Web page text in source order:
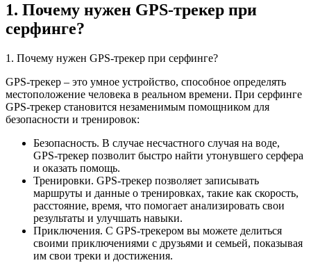
1. Почему нужен GPS-трекер при
серфинге?
1. Почему нужен GPS-трекер при серфинге?
GPS-трекер – это умное устройство, способное определять
местоположение человека в реальном времени. При серфинге
GPS-трекер становится незаменимым помощником для
безопасности и тренировок:
Безопасность. В случае несчастного случая на воде,
GPS-трекер позволит быстро найти утонувшего серфера
и оказать помощь.
Тренировки. GPS-трекер позволяет записывать
маршруты и данные о тренировках, такие как скорость,
расстояние, время, что помогает анализировать свои
результаты и улучшать навыки.
Приключения. С GPS-трекером вы можете делиться
своими приключениями с друзьями и семьей, показывая
им свои треки и достижения.